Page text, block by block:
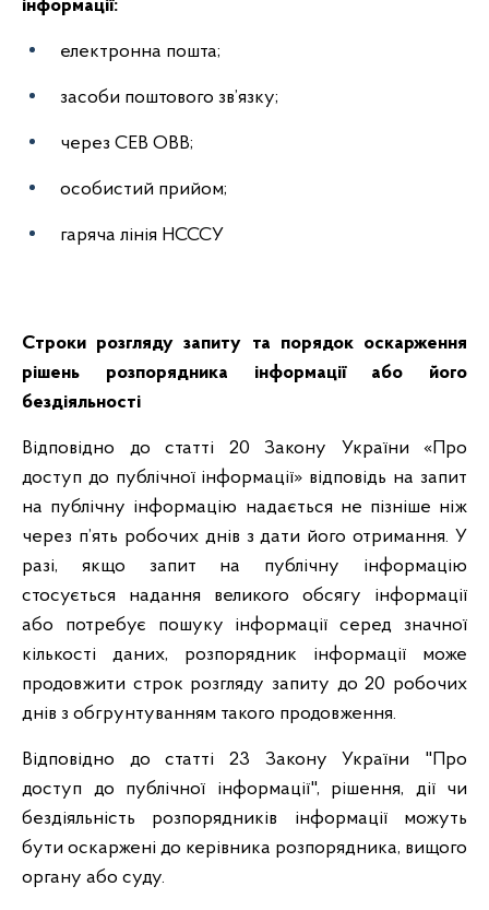
інформації:
електронна пошта;
засоби поштового зв’язку;
через СЕВ ОВВ;
особистий прийом;
гаряча лінія НСССУ
Строки розгляду запиту та порядок оскарження
рішень розпорядника інформації або його
бездіяльності
Відповідно до статті 20 Закону України «Про
доступ до публічної інформації» відповідь на запит
на публічну інформацію надається не пізніше ніж
через п’ять робочих днів з дати його отримання. У
разі, якщо запит на публічну інформацію
стосується надання великого обсягу інформації
або потребує пошуку інформації серед значної
кількості даних, розпорядник інформації може
продовжити строк розгляду запиту до 20 робочих
днів з обгрунтуванням такого продовження.
Відповідно до статті 23 Закону України "Про
доступ до публічної інформації", рішення, дії чи
бездіяльність розпорядників інформації можуть
бути оскаржені до керівника розпорядника, вищого
органу або суду.